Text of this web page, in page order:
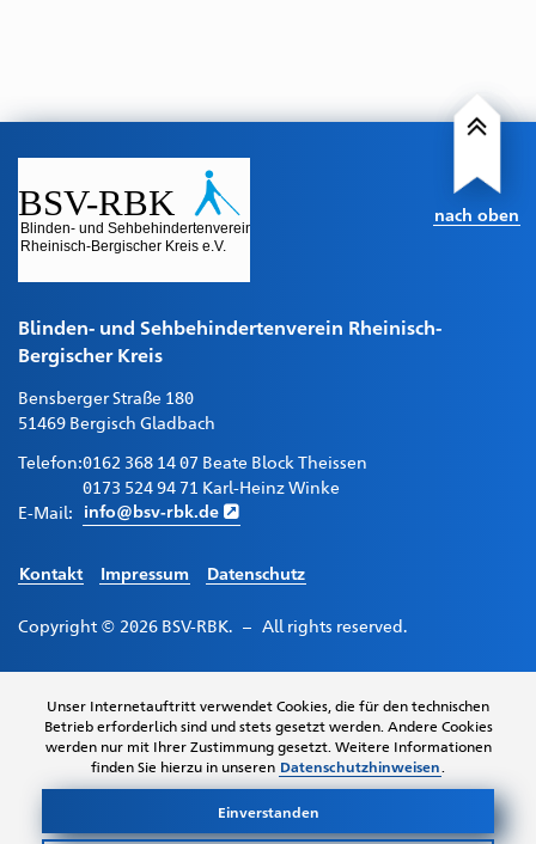
Unser Internetauftritt verwendet Cookies, die für den technischen
Betrieb erforderlich sind und stets gesetzt werden. Andere Cookies
werden nur mit Ihrer Zustimmung gesetzt. Weitere Informationen
finden Sie hierzu in unseren Datenschutzhinweisen.
Einverstanden
nach oben
Blinden- und Sehbehindertenverein Rheinisch-
Bergischer Kreis
Bensberger Straße 180
51469 Bergisch Gladbach
Telefon:0162 368 14 07 Beate Block Theissen
0173 524 94 71 Karl-Heinz Winke
E-Mail:
info@bsv-rbk.de
Kontakt Impressum Datenschutz
Copyright © 2026 BSV-RBK. – All rights reserved.
Website
wurde
Internetagentur